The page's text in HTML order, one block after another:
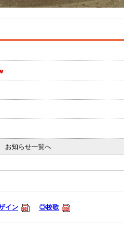
お知らせ一覧へ
イン ◎校歌